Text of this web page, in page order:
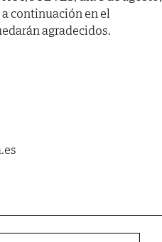
continuación en el
agradecidos.